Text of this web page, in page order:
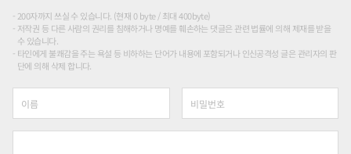
200자까지 쓰실 수 있습니다. (현재 0 byte / 최대 400byte)
저작권 등 다른 사람의 권리를 침해하거나 명예를 훼손하는 댓글은 관련 법률에 의해 제재를 받을
수 있습니다.
타인에게 불쾌감을 주는 욕설 등 비하하는 단어가 내용에 포함되거나 인신공격성 글은 관리자의 판
단에 의해 삭제 합니다.